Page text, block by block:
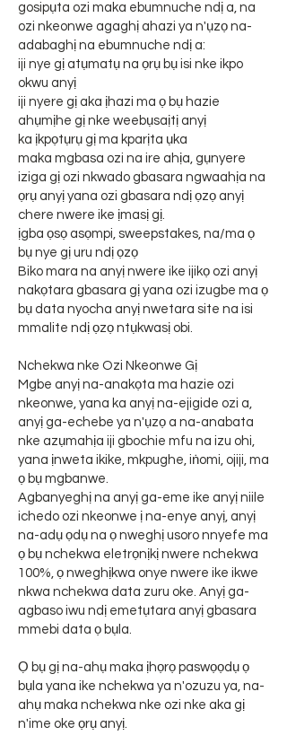
gosipụta ozi maka ebumnuche ndị a, na
ozi nkeonwe agaghị ahazi ya n'ụzọ na-
adabaghị na ebumnuche ndị a:
iji nye gị atụmatụ na ọrụ bụ isi nke ikpo
okwu anyị
iji nyere gị aka ịhazi ma ọ bụ hazie
ahụmịhe gị nke weebụsaịtị anyị
ka ịkpọtụrụ gị ma kparịta ụka
maka mgbasa ozi na ire ahịa, gụnyere
iziga gị ozi nkwado gbasara ngwaahịa na
ọrụ anyị yana ozi gbasara ndị ọzọ anyị
chere nwere ike ịmasị gị.
ịgba ọsọ asọmpi, sweepstakes, na/ma ọ
bụ nye gị uru ndị ọzọ
Biko mara na anyị nwere ike ijikọ ozi anyị
nakọtara gbasara gị yana ozi izugbe ma ọ
bụ data nyocha anyị nwetara site na isi
mmalite ndị ọzọ ntụkwasị obi.
Nchekwa nke Ozi Nkeonwe Gị
Mgbe anyị na-anakọta ma hazie ozi
nkeonwe, yana ka anyị na-ejigide ozi a,
anyị ga-echebe ya n'ụzọ a na-anabata
nke azụmahịa iji gbochie mfu na izu ohi,
yana ịnweta ikike, mkpughe, iṅomi, ojiji, ma
ọ bụ mgbanwe.
Agbanyeghị na anyị ga-eme ike anyị niile
ichedo ozi nkeonwe ị na-enye anyị, anyị
na-adụ ọdụ na ọ nweghị usoro nnyefe ma
ọ bụ nchekwa eletrọnịkị nwere nchekwa
100%, ọ nweghịkwa onye nwere ike ikwe
nkwa nchekwa data zuru oke. Anyị ga-
agbaso iwu ndị emetụtara anyị gbasara
mmebi data ọ bụla.
Ọ bụ gị na-ahụ maka ịhọrọ paswọọdụ ọ
bụla yana ike nchekwa ya n'ozuzu ya, na-
ahụ maka nchekwa nke ozi nke aka gị
n'ime oke ọrụ anyị.